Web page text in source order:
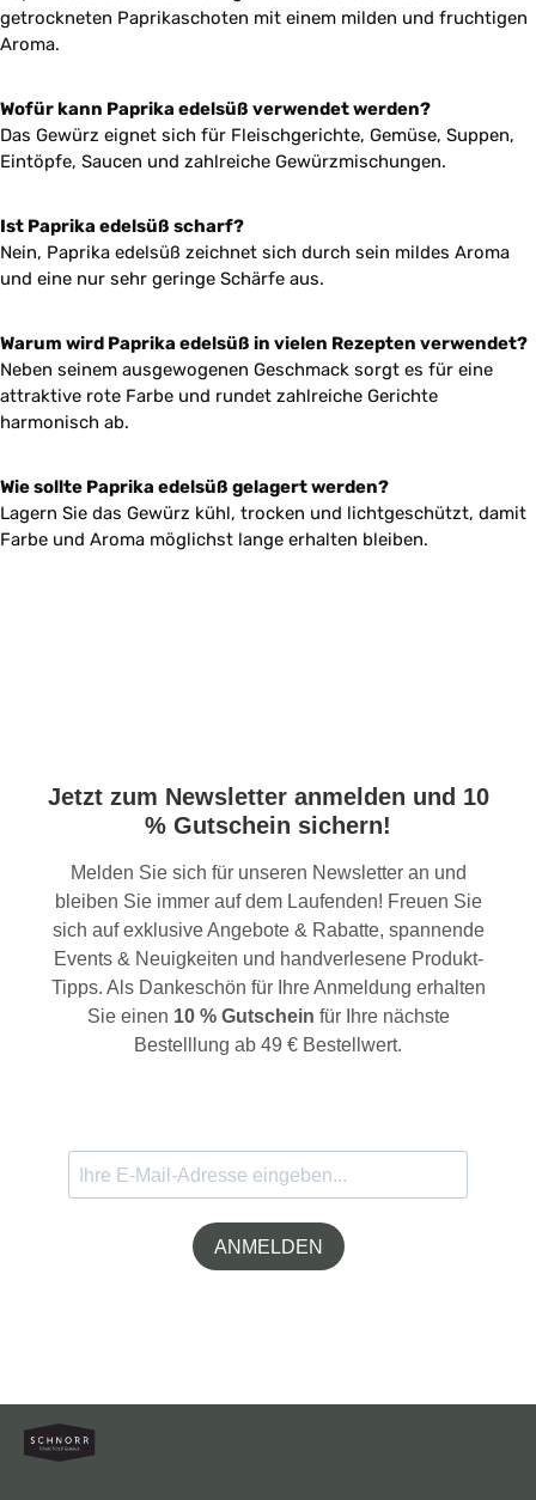
getrockneten Paprikaschoten mit einem milden und fruchtigen
Aroma.
Wofür kann Paprika edelsüß verwendet werden?
Das Gewürz eignet sich für Fleischgerichte, Gemüse, Suppen,
Eintöpfe, Saucen und zahlreiche Gewürzmischungen.
Ist Paprika edelsüß scharf?
Nein, Paprika edelsüß zeichnet sich durch sein mildes Aroma
und eine nur sehr geringe Schärfe aus.
Warum wird Paprika edelsüß in vielen Rezepten verwendet?
Neben seinem ausgewogenen Geschmack sorgt es für eine
attraktive rote Farbe und rundet zahlreiche Gerichte
harmonisch ab.
Wie sollte Paprika edelsüß gelagert werden?
Lagern Sie das Gewürz kühl, trocken und lichtgeschützt, damit
Farbe und Aroma möglichst lange erhalten bleiben.
Jetzt zum Newsletter anmelden und 10
% Gutschein sichern!
Melden Sie sich für unseren Newsletter an und
bleiben Sie immer auf dem Laufenden! Freuen Sie
sich auf exklusive Angebote & Rabatte, spannende
Events & Neuigkeiten und handverlesene Produkt-
Tipps. Als Dankeschön für Ihre Anmeldung erhalten
Sie einen 10 % Gutschein für Ihre nächste
Bestelllung ab 49 € Bestellwert.
ANMELDEN